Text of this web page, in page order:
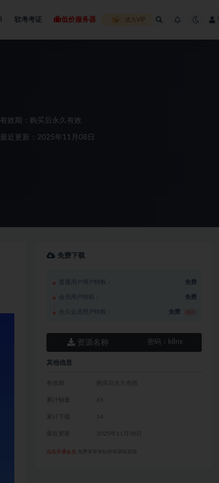
软考考证 低价服务器 成为VIP
有效期：购买后永久有效
最近更新：2025年11月08日
免费下载
普通用户用户特权： 免费
会员用户特权： 免费
永久会员用户特权： 免费
资源名称 密码： k8nx
其他信息
有效期 购买后永久有效
累计销量 65
累计下载 14
最近更新 2025年11月08日
点击开通会员 免费享有本站所有课程资源